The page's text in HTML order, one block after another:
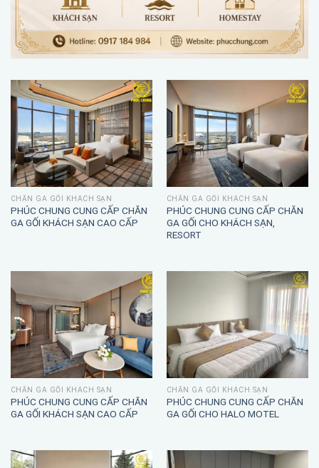
CHĂN GA GỐI KHÁCH SẠN
PHÚC CHUNG CUNG CẤP CHĂN
GA GỐI KHÁCH SẠN CAO CẤP
CHĂN GA GỐI KHÁCH SẠN
PHÚC CHUNG CUNG CẤP CHĂN
GA GỐI CHO KHÁCH SẠN,
RESORT
CHĂN GA GỐI KHÁCH SẠN
PHÚC CHUNG CUNG CẤP CHĂN
GA GỐI KHÁCH SẠN CAO CẤP
CHĂN GA GỐI KHÁCH SẠN
PHÚC CHUNG CUNG CẤP CHĂN
GA GỐI CHO HALO MOTEL